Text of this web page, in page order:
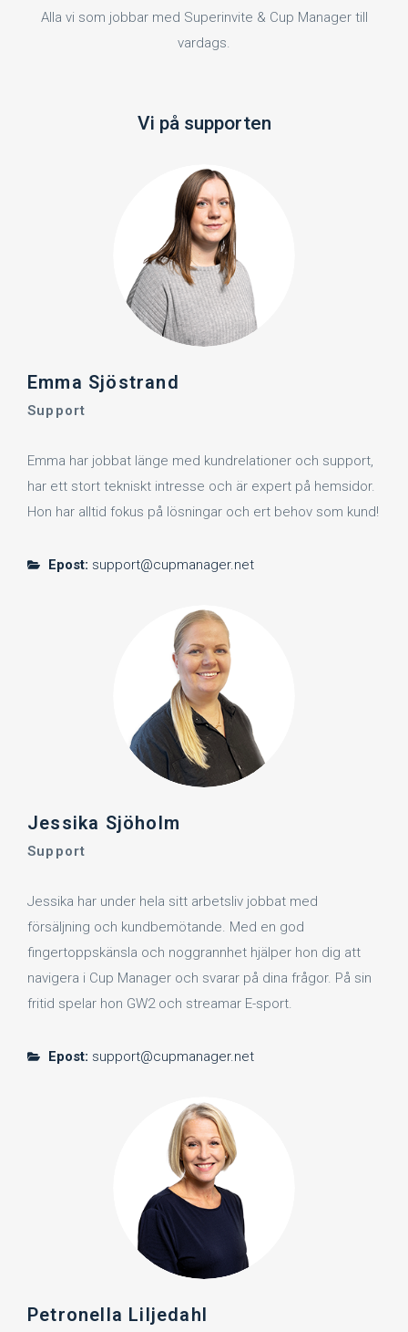
Alla vi som jobbar med Superinvite & Cup Manager till
vardags.
Vi på supporten
Emma Sjöstrand
Support
Emma har jobbat länge med kundrelationer och support,
har ett stort tekniskt intresse och är expert på hemsidor.
Hon har alltid fokus på lösningar och ert behov som kund!
Epost: support@cupmanager.net
Jessika Sjöholm
Support
Jessika har under hela sitt arbetsliv jobbat med
försäljning och kundbemötande. Med en god
fingertoppskänsla och noggrannhet hjälper hon dig att
navigera i Cup Manager och svarar på dina frågor. På sin
fritid spelar hon GW2 och streamar E-sport.
Epost: support@cupmanager.net
Petronella Liljedahl